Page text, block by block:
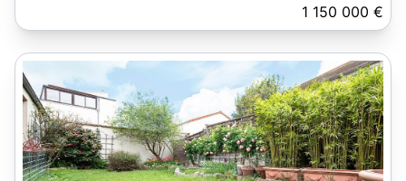
1 150 000 €